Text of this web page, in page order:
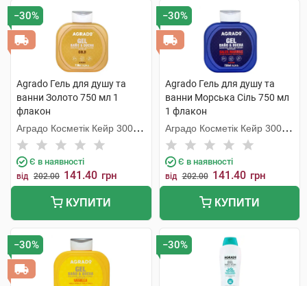
−30%
Agrado Гель для душу та
ванни Золото 750 мл 1
флакон
Аградо Косметік Кейр 3000
С.Л.У.
Є в наявності
від 202.00 141.40 грн
КУПИТИ
−30%
Agrado Гель для душу та
ванни Морська Сіль 750 мл
1 флакон
Аградо Косметік Кейр 3000
С.Л.У.
Є в наявності
від 202.00 141.40 грн
КУПИТИ
−30% −30%